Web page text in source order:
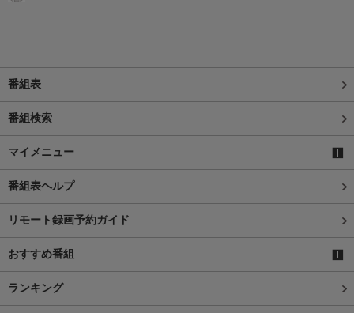
番組表
番組検索
マイメニュー
番組表ヘルプ
リモート録画予約ガイド
おすすめ番組
ランキング